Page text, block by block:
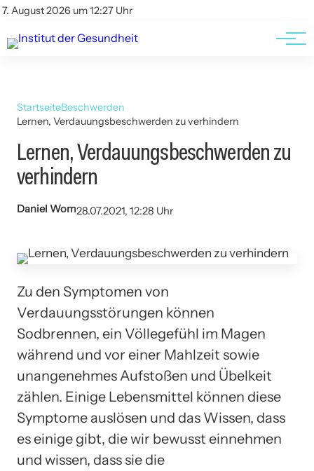
7. August 2026 um 12:27 Uhr
Kontakt
Kontakt
AGBs
StartseiteBeschwerden
Lernen, Verdauungsbeschwerden zu verhindern
Lernen, Verdauungsbeschwerden zu
verhindern
Daniel Wom28.07.2021, 12:28 Uhr
Zu den Symptomen von
Verdauungsstörungen können
Sodbrennen, ein Völlegefühl im Magen
während und vor einer Mahlzeit sowie
unangenehmes Aufstoßen und Übelkeit
zählen. Einige Lebensmittel können diese
Symptome auslösen und das Wissen, dass
es einige gibt, die wir bewusst einnehmen
und wissen, dass sie die